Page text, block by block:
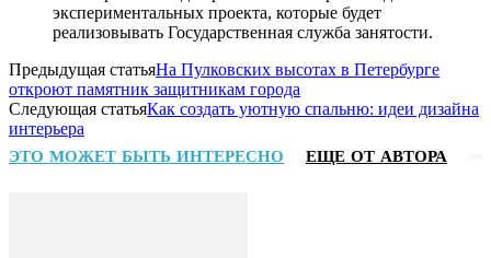
экспериментальных проекта, которые будет
реализовывать Государственная служба занятости.
Предыдущая статьяНа Пулковских высотах в Петербурге
откроют памятник защитникам города
Следующая статьяКак создать уютную спальню: идеи дизайна
интерьера
ЭТО МОЖЕТ БЫТЬ ИНТЕРЕСНО ЕЩЕ ОТ АВТОРА